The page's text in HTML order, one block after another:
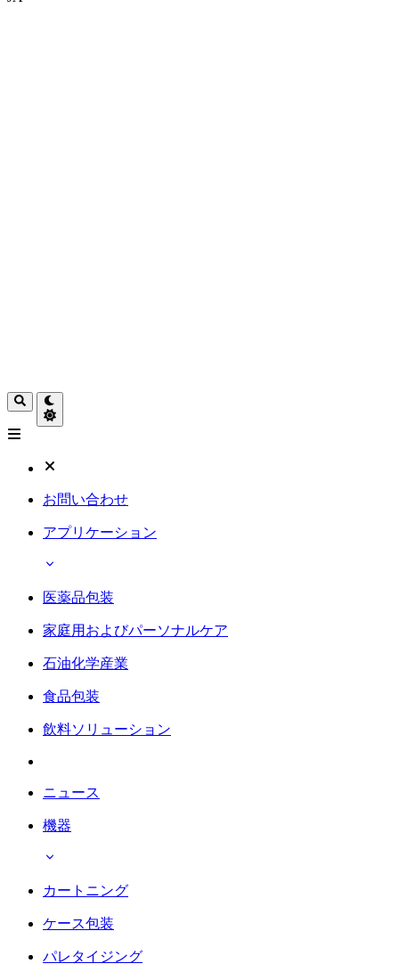
お問い合わせ
アプリケーション
医薬品包装
家庭用およびパーソナルケア
石油化学産業
食品包装
飲料ソリューション
ニュース
機器
カートニング
ケース包装
パレタイジング